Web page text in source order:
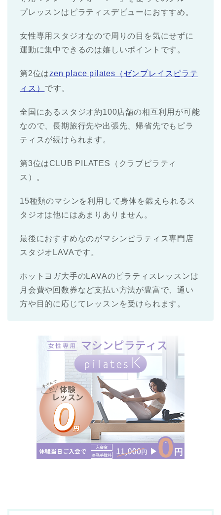
プレッスンはピラティスデビューにおすすめ。
女性専用スタジオなので周りの目を気にせずに
運動に集中できるのは嬉しいポイントです。
第2位はzen place pilates（ゼンプレイスピラテ
ィス） です。
全国にあるスタジオ約100店舗の相互利用が可能
なので、長期旅行先や出張先、帰省先でもピラ
ティスが続けられます。
第3位はCLUB PILATES（クラブピラティ
ス）。
15種類のマシンを利用して身体を鍛えられるス
タジオは他にはあまりありません。
最後におすすめなのがマシンピラティス専門店
スタジオLAVAです。
ホットヨガ大手のLAVAのピラティスレッスンは
月会費や回数券など支払い方法が豊富で、通い
方や目的に応じてレッスンを受けられます。